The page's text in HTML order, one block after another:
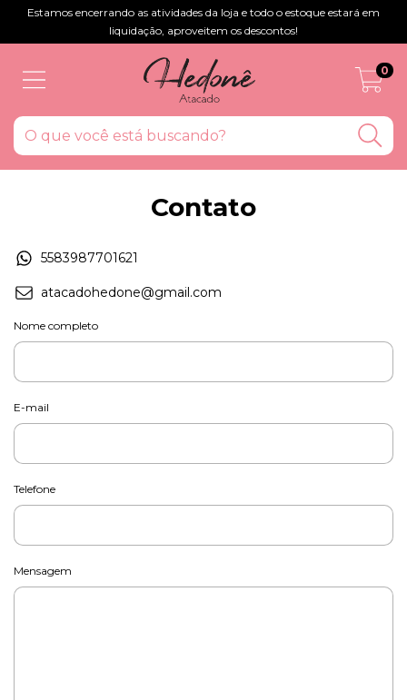
Estamos encerrando as atividades da loja e todo o estoque estará em
liquidação, aproveitem os descontos!
0
Contato
5583987701621
atacadohedone@gmail.com
Nome completo
E-mail
Telefone
Mensagem